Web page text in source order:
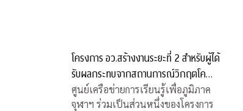
โครงการ อว.สร้างงานระยะที่ 2 สำหรับผู้ได้
รับผลกระทบจากสถานการณ์วิกฤตโค
วิด-19
ศูนย์เครือข่ายการเรียนรู้เพื่อภูมิภาค
จุฬาฯ ร่วมเป็นส่วนหนึ่งของโครงการ